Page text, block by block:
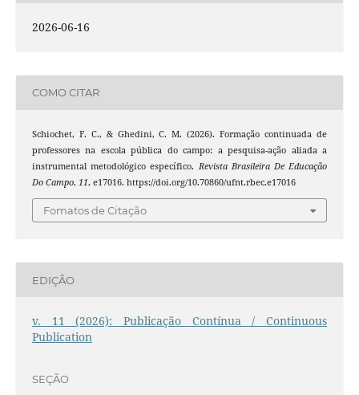
2026-06-16
COMO CITAR
Schiochet, F. C., & Ghedini, C. M. (2026). Formação continuada de
professores na escola pública do campo: a pesquisa-ação aliada a
instrumental metodológico específico. Revista Brasileira De Educação
Do Campo, 11, e17016. https://doi.org/10.70860/ufnt.rbec.e17016
Fomatos de Citação
EDIÇÃO
v. 11 (2026): Publicação Contínua / Continuous
Publication
SEÇÃO